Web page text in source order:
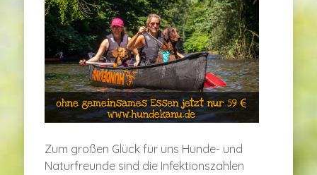
Zum großen Glück für uns Hunde- und
Naturfreunde sind die Infektionszahlen